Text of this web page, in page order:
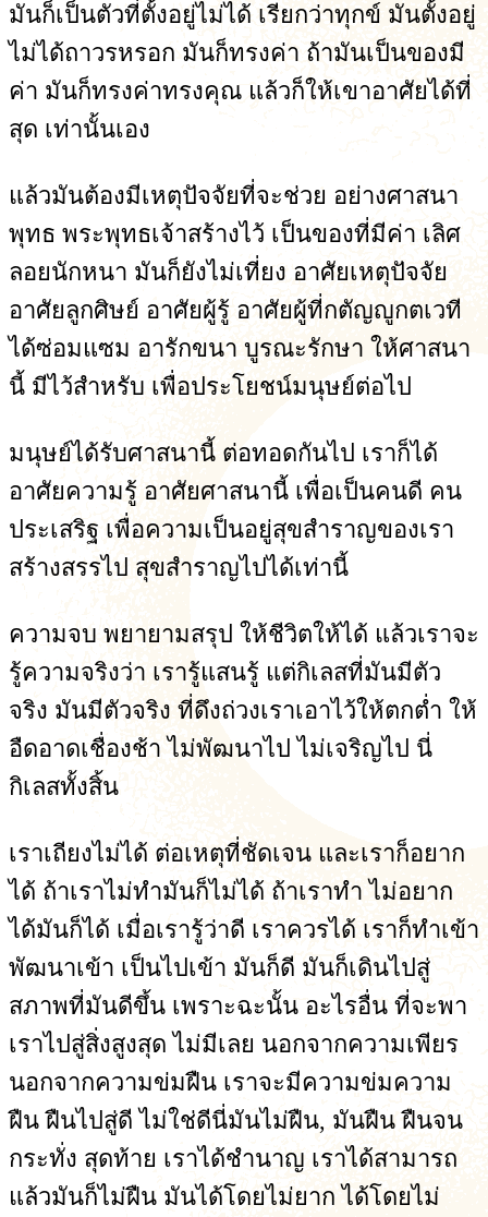
มันก็เป็นตัวที่ตั้งอยู่ไม่ได้ เรียกว่าทุกข์ มันตั้งอยู่
ไม่ได้ถาวรหรอก มันก็ทรงค่า ถ้ามันเป็นของมี
ค่า มันก็ทรงค่าทรงคุณ แล้วก็ให้เขาอาศัยได้ที่
สุด เท่านั้นเอง
แล้วมันต้องมีเหตุปัจจัยที่จะช่วย อย่างศาสนา
พุทธ พระพุทธเจ้าสร้างไว้ เป็นของที่มีค่า เลิศ
ลอยนักหนา มันก็ยังไม่เที่ยง อาศัยเหตุปัจจัย
อาศัยลูกศิษย์ อาศัยผู้รู้ อาศัยผู้ที่กตัญญูกตเวที
ได้ซ่อมแซม อารักขนา บูรณะรักษา ให้ศาสนา
นี้ มีไว้สำหรับ เพื่อประโยชน์มนุษย์ต่อไป
มนุษย์ได้รับศาสนานี้ ต่อทอดกันไป เราก็ได้
อาศัยความรู้ อาศัยศาสนานี้ เพื่อเป็นคนดี คน
ประเสริฐ เพื่อความเป็นอยู่สุขสำราญของเรา
สร้างสรรไป สุขสำราญไปได้เท่านี้
ความจบ พยายามสรุป ให้ชีวิตให้ได้ แล้วเราจะ
รู้ความจริงว่า เรารู้แสนรู้ แต่กิเลสที่มันมีตัว
จริง มันมีตัวจริง ที่ดึงถ่วงเราเอาไว้ให้ตกต่ำ ให้
อืดอาดเชื่องช้า ไม่พัฒนาไป ไม่เจริญไป นี่
กิเลสทั้งสิ้น
เราเถียงไม่ได้ ต่อเหตุที่ชัดเจน และเราก็อยาก
ได้ ถ้าเราไม่ทำมันก็ไม่ได้ ถ้าเราทำ ไม่อยาก
ได้มันก็ได้ เมื่อเรารู้ว่าดี เราควรได้ เราก็ทำเข้า
พัฒนาเข้า เป็นไปเข้า มันก็ดี มันก็เดินไปสู่
สภาพที่มันดีขึ้น เพราะฉะนั้น อะไรอื่น ที่จะพา
เราไปสู่สิ่งสูงสุด ไม่มีเลย นอกจากความเพียร
นอกจากความข่มฝืน เราจะมีความข่มความ
ฝืน ฝืนไปสู่ดี ไม่ใช่ดีนี่มันไม่ฝืน, มันฝืน ฝืนจน
กระทั่ง สุดท้าย เราได้ชำนาญ เราได้สามารถ
แล้วมันก็ไม่ฝืน มันได้โดยไม่ยาก ได้โดยไม่